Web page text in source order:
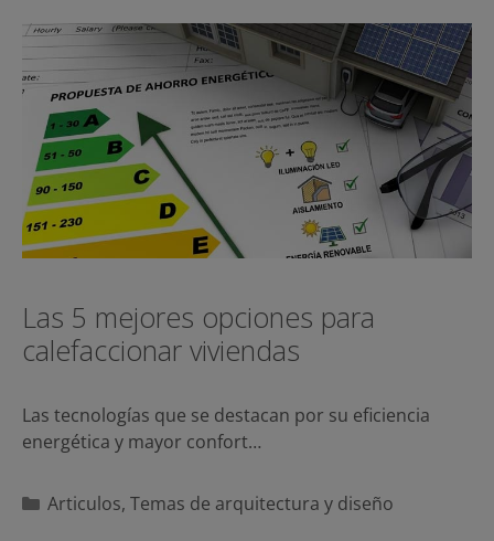
Las 5 mejores opciones para
calefaccionar viviendas
Las tecnologías que se destacan por su eficiencia
energética y mayor confort…
Categorías
Articulos, Temas de arquitectura y diseño